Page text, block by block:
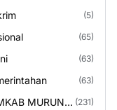
(5)
(65)
(63)
(63)
MURUNG (231)